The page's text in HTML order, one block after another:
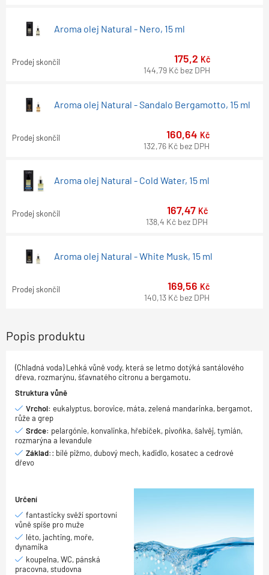
Aroma olej Natural - Nero, 15 ml
Prodej skončil 175,2 Kč
144,79 Kč bez DPH
Aroma olej Natural - Sandalo Bergamotto, 15 ml
Prodej skončil 160,64 Kč
132,76 Kč bez DPH
Aroma olej Natural - Cold Water, 15 ml
Prodej skončil 167,47 Kč
138,4 Kč bez DPH
Aroma olej Natural - White Musk, 15 ml
Prodej skončil 169,56 Kč
140,13 Kč bez DPH
Popis produktu
(Chladná voda) Lehká vůně vody, která se letmo dotýká santálového
dřeva, rozmarýnu, šťavnatého citronu a bergamotu.
Struktura vůně
Vrchol: eukalyptus, borovice, máta, zelená mandarinka, bergamot,
růže a grep
Srdce: pelargónie, konvalinka, hřebíček, pivoňka, šalvěj, tymián,
rozmarýna a levandule
Základ:: bílé pižmo, dubový mech, kadidlo, kosatec a cedrové
dřevo
Určení
fantasticky svěží sportovní
vůně spíše pro muže
léto, jachting, moře,
dynamika
koupelna, WC, pánská
pracovna, studovna